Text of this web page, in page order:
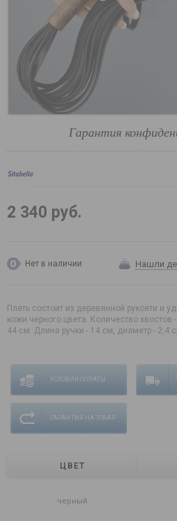
Гарантия
2 340 руб.
Нет в наличии Нашли
Плеть состоит из деревянной рукояти и
кожи черного цвета. Количество хвостов
44 см. Длина ручки - 14 см, диаметр - 2,4
УСЛОВИЯ ОПЛАТЫ
ГАРАНТИЯ НА ТОВАР
ЦВЕТ
черный